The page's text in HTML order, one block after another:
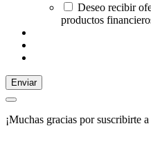
Deseo recibir
productos
Enviar
¡Muchas gracias por suscribirte